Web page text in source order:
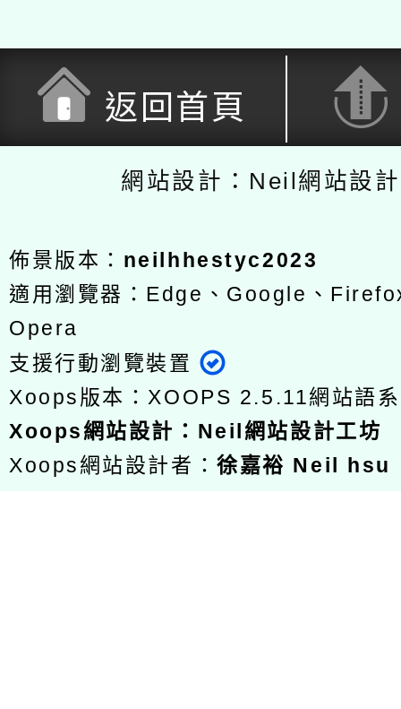
返回首頁
網站設計：Neil網站設
佈景版本： neilhhestyc2023
適用瀏覽器：Edge、Google、
Opera
支援行動瀏覽裝置
Xoops版本：XOOPS 2.5.11網站語
Xoops網站設計 ： Neil網站設計工坊
Xoops網站設計者：徐嘉裕 Neil hsu